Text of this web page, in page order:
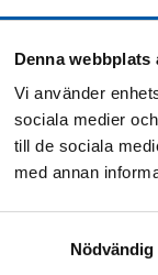
Denna webbplats
Vi använder
sociala medier
till de sociala
med annan
Nödvändig
så innebär
dina kunder.
nya
Eftersom
del av